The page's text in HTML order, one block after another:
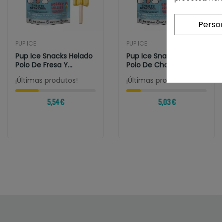
PUP ICE
Pup Ice Snacks Helado
Polo De Fresa Y
Platano 2 Unds
¡Últimas produtos!
5,54 €
PUP ICE
Pup Ice Snacks Helado
Polo De Chocolate Y
Platano 2...
¡Últimas produtos!
5,03 €